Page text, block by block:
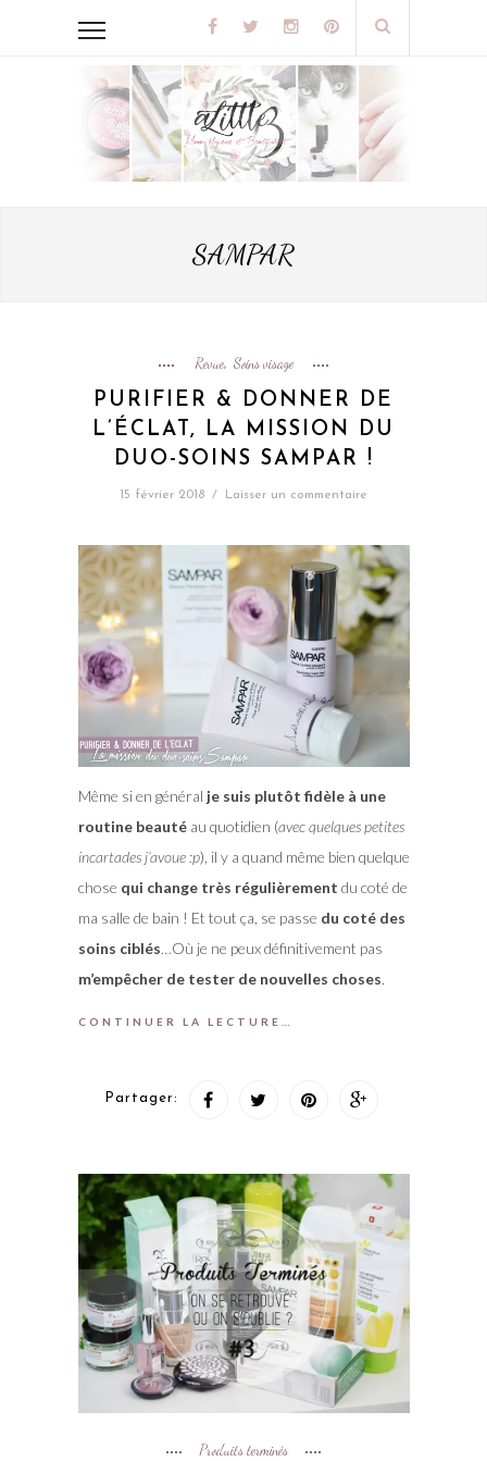
SAMPAR
Revue, Soins visage
PURIFIER & DONNER DE
L’ÉCLAT, LA MISSION DU
DUO-SOINS SAMPAR !
15 février 2018 / Laisser un commentaire
Même si en général je suis plutôt fidèle à une
routine beautéau quotidien (avec quelques petites
incartades j’avoue :p), il y a quand même bien quelque
chose qui change très régulièrement du coté de
ma salle de bain ! Et tout ça, se passe du coté des
soins ciblés…Où je ne peux définitivement pas
m’empêcher de tester de nouvelles choses.
CONTINUER LA LECTURE…
Partager:
Produits terminés